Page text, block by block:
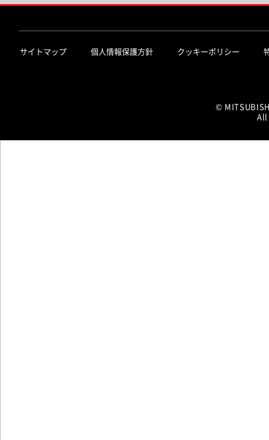
サイトマップ 個人情報保護方針 クッキーポリシー
©
All